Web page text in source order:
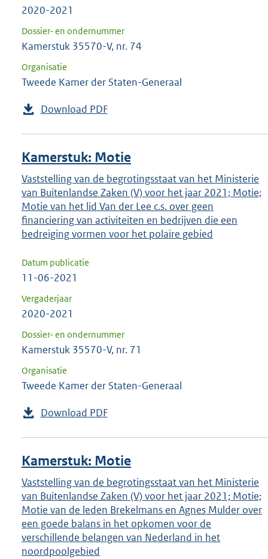
2020-2021
Dossier- en ondernummer
Kamerstuk 35570-V, nr. 74
Organisatie
Tweede Kamer der Staten-Generaal
Download PDF
Kamerstuk: Motie
Vaststelling van de begrotingsstaat van het Ministerie
van Buitenlandse Zaken (V) voor het jaar 2021; Motie;
Motie van het lid Van der Lee c.s. over geen
financiering van activiteiten en bedrijven die een
bedreiging vormen voor het polaire gebied
Datum publicatie
11-06-2021
Vergaderjaar
2020-2021
Dossier- en ondernummer
Kamerstuk 35570-V, nr. 71
Organisatie
Tweede Kamer der Staten-Generaal
Download PDF
Kamerstuk: Motie
Vaststelling van de begrotingsstaat van het Ministerie
van Buitenlandse Zaken (V) voor het jaar 2021; Motie;
Motie van de leden Brekelmans en Agnes Mulder over
een goede balans in het opkomen voor de
verschillende belangen van Nederland in het
noordpoolgebied